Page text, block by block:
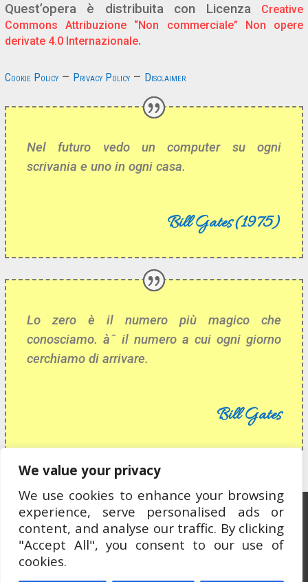
We value your privacy
We use cookies to enhance your browsing
experience, serve personalised ads or
content, and analyse our traffic. By clicking
"Accept All", you consent to our use of
cookies.
Quest’opera è distribuita con Licenza
Creative
Commons Attribuzione “Non commerciale” Non opere
derivate 4.0 Internazionale.
Cookie Policy– Privacy Policy– Disclaimer
Nel futuro vedo un computer su ogni
scrivania e uno in ogni casa.
Bill Gates (1975)
Lo zero è il numero più magico che
conosciamo. àˆ il numero a cui ogni giorno
cerchiamo di arrivare.
Bill Gates
Ospitato da OCEWeb Network